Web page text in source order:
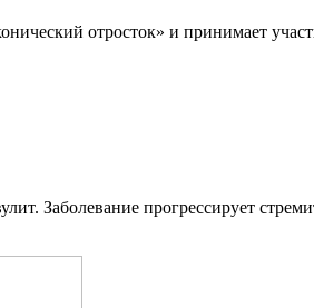
отросток» и принимает
Заболевание прогрессирует